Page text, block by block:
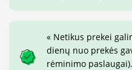
« Netikus prekei
dienų nuo prekės
rėminimo